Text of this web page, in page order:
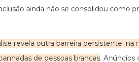
ainda não se consolidou como
revela outra barreira persistente: na
de pessoas brancas. Anúncios